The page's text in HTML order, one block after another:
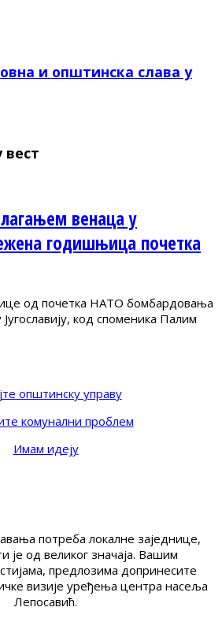
и општинска слава у
вест
венаца у
годишњица почетка
од почетка НАТО бомбардовања
код споменика Палим
општинску управу
комунални проблем
Имам идеју
потреба локалне заједнице,
је од великог значаја. Вашим
предлозима допринесите
визије уређења центра насеља
Лепосавић.